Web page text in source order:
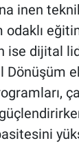
inen
ise dijital